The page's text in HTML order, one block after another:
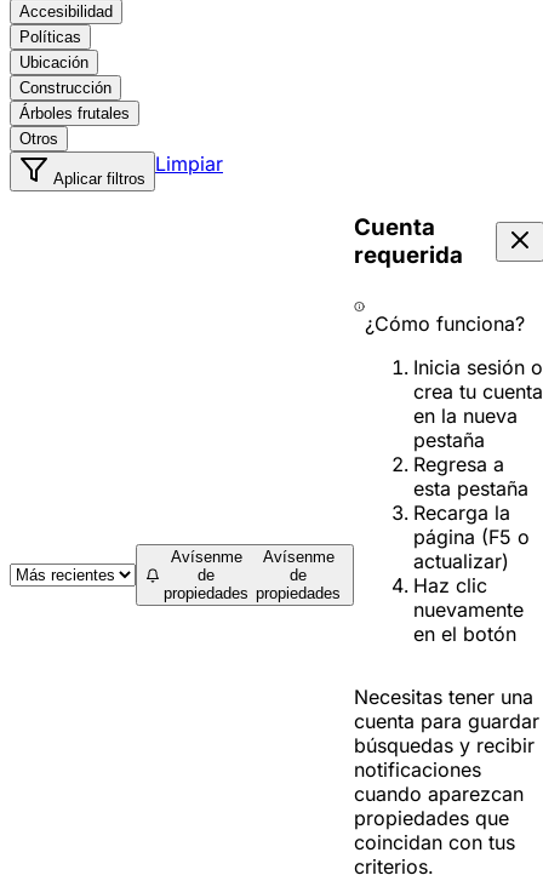
Accesibilidad
Políticas
Ubicación
Construcción
Árboles frutales
Otros
Aplicar filtros
Limpiar
Avísenme
de
propiedades
Avísenme
de
propiedades
Cuenta
requerida
¿Cómo funciona?
Inicia sesión o
crea tu cuenta
en la nueva
pestaña
Regresa a
esta pestaña
Recarga la
página (F5 o
actualizar)
Haz clic
nuevamente
en el botón
Necesitas tener una
cuenta para guardar
búsquedas y recibir
notificaciones
cuando aparezcan
propiedades que
coincidan con tus
criterios.